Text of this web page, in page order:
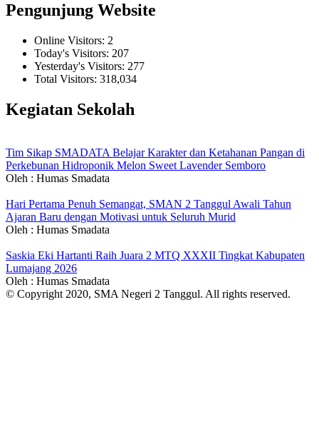
Pengunjung Website
Online Visitors: 2
Today's Visitors: 207
Yesterday's Visitors: 277
Total Visitors: 318,034
Kegiatan Sekolah
Tim Sikap SMADATA Belajar Karakter dan Ketahanan Pangan di
Perkebunan Hidroponik Melon Sweet Lavender Semboro
Oleh : Humas Smadata
Hari Pertama Penuh Semangat, SMAN 2 Tanggul Awali Tahun
Ajaran Baru dengan Motivasi untuk Seluruh Murid
Oleh : Humas Smadata
Saskia Eki Hartanti Raih Juara 2 MTQ XXXII Tingkat Kabupaten
Lumajang 2026
Oleh : Humas Smadata
© Copyright 2020, SMA Negeri 2 Tanggul. All rights reserved.